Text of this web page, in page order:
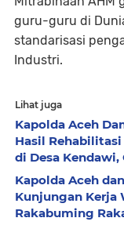
guru-guru di
standarisasi
Industri.
Lihat juga
Kapolda Aceh
Hasil
di Desa Kendawi,
Kapolda Aceh
Kunjungan Kerja
Rakabuming